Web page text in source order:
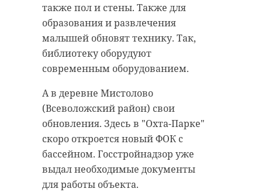
также пол и стены. Также для
образования и развлечения
малышей обновят технику. Так,
библиотеку оборудуют
современным оборудованием.
А в деревне Мистолово
(Всеволожский район) свои
обновления. Здесь в "Охта-Парке"
скоро откроется новый ФОК с
бассейном. Госстройнадзор уже
выдал необходимые документы
для работы объекта.